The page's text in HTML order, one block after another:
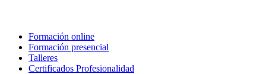
Formación online
Formación presencial
Talleres
Certificados Profesionalidad